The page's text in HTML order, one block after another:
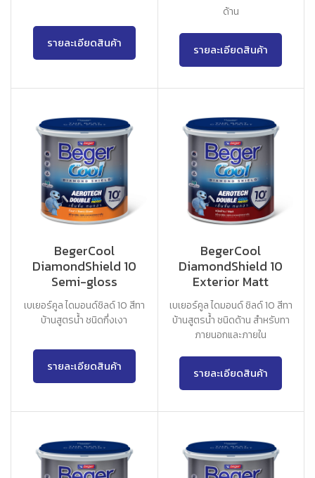
รายละเอียดสินค้า
ด้าน
รายละเอียดสินค้า
BegerCool
DiamondShield 10
Semi-gloss
เบเยอร์คูล ไดมอนด์ชิลด์ 10 สีทา
บ้านสูตรน้ำ ชนิดกึ่งเงา
รายละเอียดสินค้า
BegerCool
DiamondShield 10
Exterior Matt
เบเยอร์คูล ไดมอนด์ ชิลด์ 10 สีทา
บ้านสูตรน้ำ ชนิดด้าน สำหรับทา
ภายนอกและภายใน
รายละเอียดสินค้า